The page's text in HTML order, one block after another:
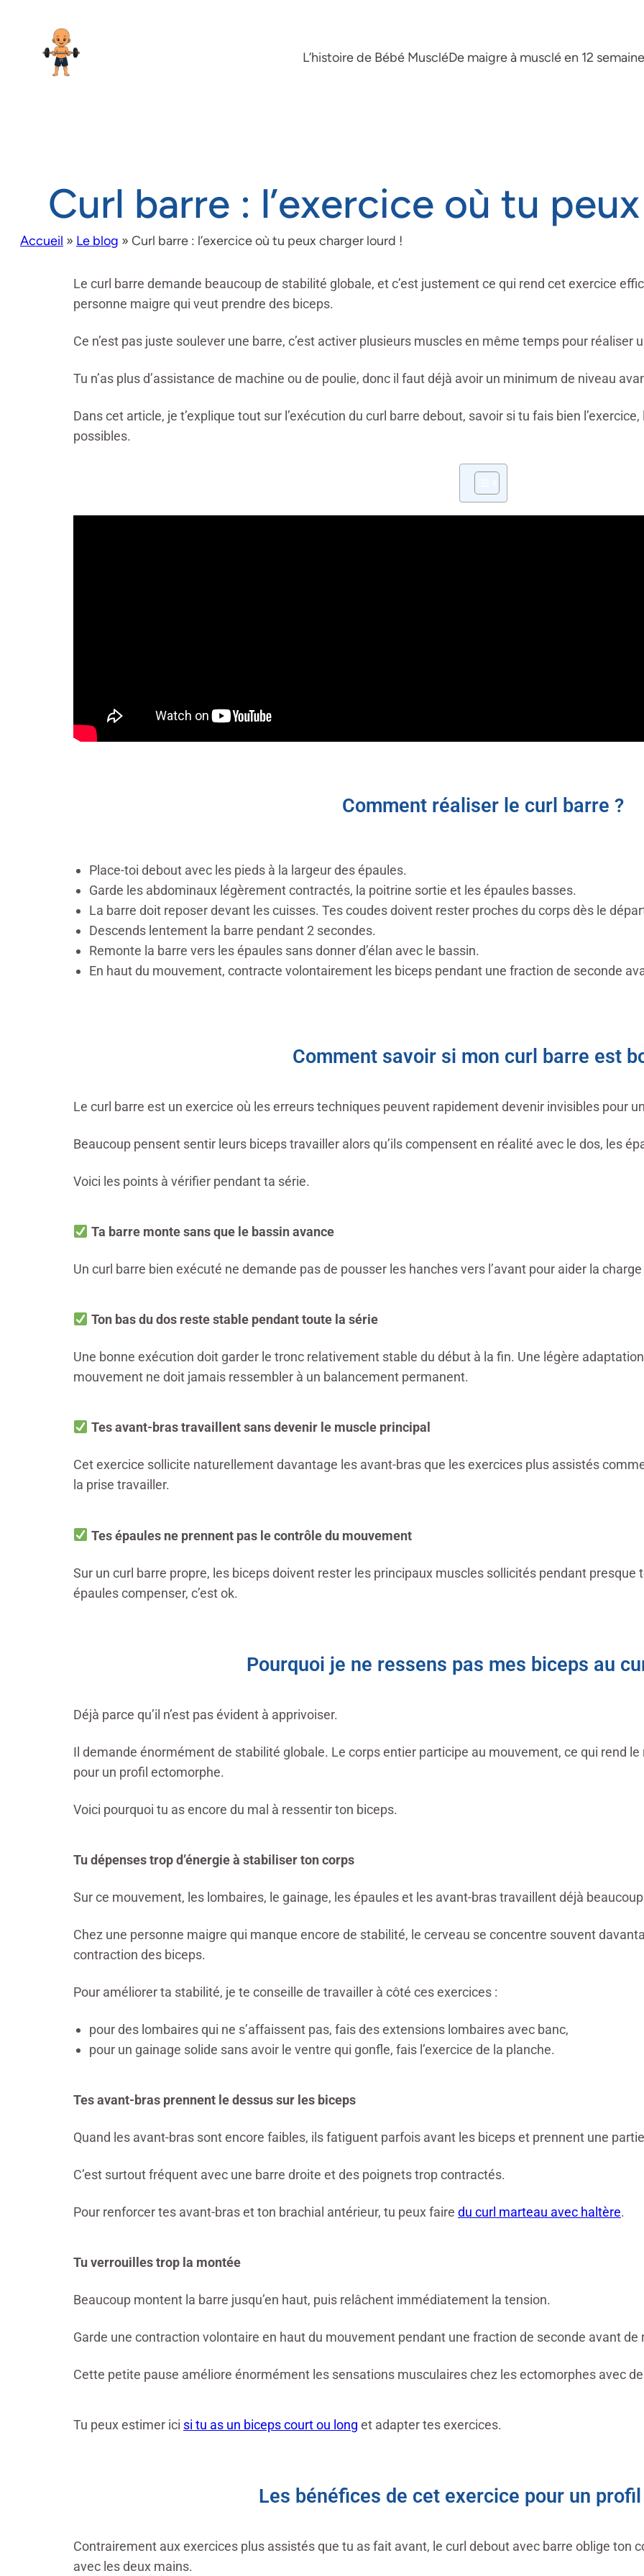
L’histoire de Bébé MuscléDe maigre à musclé en 12
Curl barre : l’exercice où tu
Accueil » Le blog » Curl barre : l’exercice où tu peux charger lourd !
Le curl barre demande beaucoup de stabilité globale, et c’est justement ce qui rend cet exercice
personne maigre qui veut prendre des biceps.
Ce n’est pas juste soulever une barre, c’est activer plusieurs muscles en même temps pour
Tu n’as plus d’assistance de machine ou de poulie, donc il faut déjà avoir un minimum de niveau
Dans cet article, je t’explique tout sur l’exécution du curl barre debout, savoir si tu fais bien
possibles.
Comment réaliser le curl barre ?
Place-toi debout avec les pieds à la largeur des épaules.
Garde les abdominaux légèrement contractés, la poitrine sortie et les épaules basses.
La barre doit reposer devant les cuisses. Tes coudes doivent rester proches du corps dès le
Descends lentement la barre pendant 2 secondes.
Remonte la barre vers les épaules sans donner d’élan avec le bassin.
En haut du mouvement, contracte volontairement les biceps pendant une fraction de seconde
Comment savoir si mon curl barre est
Le curl barre est un exercice où les erreurs techniques peuvent rapidement devenir invisibles pour
Beaucoup pensent sentir leurs biceps travailler alors qu’ils compensent en réalité avec le dos, les
Voici les points à vérifier pendant ta série.
Ta barre monte sans que le bassin avance
Un curl barre bien exécuté ne demande pas de pousser les hanches vers l’avant pour aider la
Ton bas du dos reste stable pendant toute la série
Une bonne exécution doit garder le tronc relativement stable du début à la fin. Une légère
mouvement ne doit jamais ressembler à un balancement permanent.
Tes avant-bras travaillent sans devenir le muscle principal
Cet exercice sollicite naturellement davantage les avant-bras que les exercices plus assistés
la prise travailler.
Tes épaules ne prennent pas le contrôle du mouvement
Sur un curl barre propre, les biceps doivent rester les principaux muscles sollicités pendant
épaules compenser, c’est ok.
Pourquoi je ne ressens pas mes biceps au
Déjà parce qu’il n’est pas évident à apprivoiser.
Il demande énormément de stabilité globale. Le corps entier participe au mouvement, ce qui rend
pour un profil ectomorphe.
Voici pourquoi tu as encore du mal à ressentir ton biceps.
Tu dépenses trop d’énergie à stabiliser ton corps
Sur ce mouvement, les lombaires, le gainage, les épaules et les avant-bras travaillent déjà
Chez une personne maigre qui manque encore de stabilité, le cerveau se concentre souvent
contraction des biceps.
Pour améliorer ta stabilité, je te conseille de travailler à côté ces exercices :
pour des lombaires qui ne s’affaissent pas, fais des extensions lombaires avec banc,
pour un gainage solide sans avoir le ventre qui gonfle, fais l’exercice de la planche.
Tes avant-bras prennent le dessus sur les biceps
Quand les avant-bras sont encore faibles, ils fatiguent parfois avant les biceps et prennent une
C’est surtout fréquent avec une barre droite etdes poignets trop contractés.
Pour renforcer tes avant-bras et ton brachial antérieur, tu peux faire du curl marteau avec haltère.
Tu verrouilles trop la montée
Beaucoup montent la barre jusqu’en haut, puis relâchent immédiatement la tension.
Garde une contraction volontaire en haut du mouvement pendant une fraction de seconde avant
Cette petite pause améliore énormément les sensations musculaires chez les ectomorphes avec
Tu peux estimer ici si tu as un biceps court ou long et adapter tes exercices.
Les bénéfices de cet exercice pour un
Contrairement aux exercices plus assistés que tu as fait avant, le curl debout avec barre oblige ton
avec les deux mains.